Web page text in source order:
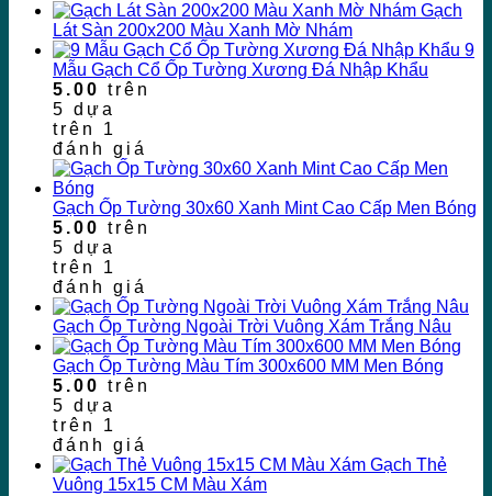
Gạch
Lát Sàn 200x200 Màu Xanh Mờ Nhám
9
Mẫu Gạch Cổ Ốp Tường Xương Đá Nhập Khẩu
5.00 trên
5 dựa
trên 1
đánh giá
Gạch Ốp Tường 30x60 Xanh Mint Cao Cấp Men Bóng
5.00 trên
5 dựa
trên 1
đánh giá
Gạch Ốp Tường Ngoài Trời Vuông Xám Trắng Nâu
Gạch Ốp Tường Màu Tím 300x600 MM Men Bóng
5.00 trên
5 dựa
trên 1
đánh giá
Gạch Thẻ
Vuông 15x15 CM Màu Xám